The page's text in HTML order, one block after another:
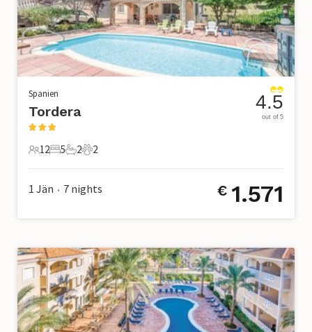
Spanien
Tordera
12 Gäste
12
5 Schlafzimmer
5
2 Badezimmer
2
2 Haustiere
2
4.5
out of 5
1 Jän • 7 nights € 1.571